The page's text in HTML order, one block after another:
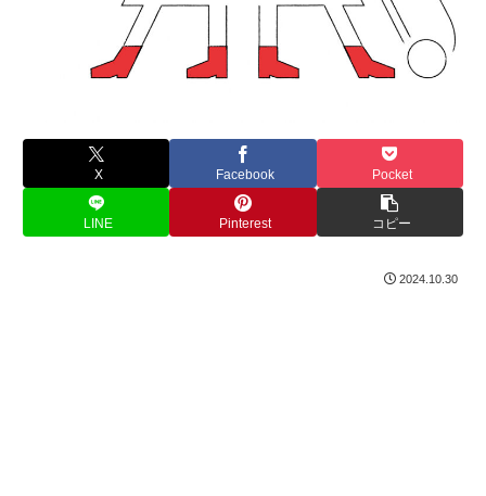
X Facebook Pocket
LINE Pinterest コピー
2024.10.30